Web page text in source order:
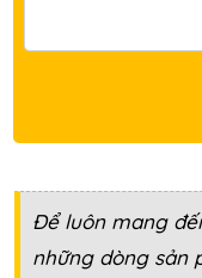
Để luôn mang
những dòng sản